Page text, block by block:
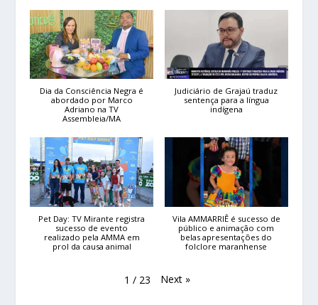
Dia da Consciência Negra é
abordado por Marco
Adriano na TV
Assembleia/MA
Judiciário de Grajaú traduz
sentença para a língua
indígena
Pet Day: TV Mirante registra
sucesso de evento
realizado pela AMMA em
prol da causa animal
Vila AMMARRIÊ é sucesso de
público e animação com
belas apresentações do
folclore maranhense
1 / 23 Next »